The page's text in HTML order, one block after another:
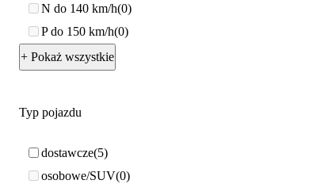
N do 140 km/h 0
P do 150 km/h 0
+ Pokaż wszystkie
Typ pojazdu
dostawcze 5
osobowe/SUV 0